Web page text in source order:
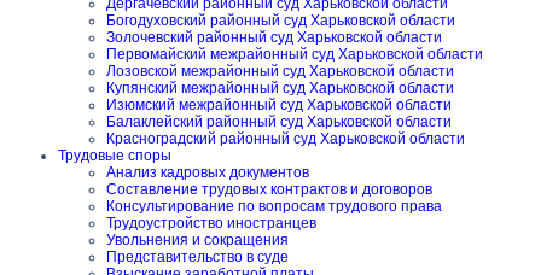
Дергачевский районный суд Харьковской области
Богодуховский районный суд Харьковской области
Золочевский районный суд Харьковской области
Первомайский межрайонный суд Харьковской области
Лозовской межрайонный суд Харьковской области
Купянский межрайонный суд Харьковской области
Изюмский межрайонный суд Харьковской области
Балаклейский районный суд Харьковской области
Красноградский районный суд Харьковской области
Трудовые споры
Анализ кадровых документов
Составление трудовых контрактов и договоров
Консультирование по вопросам трудового права
Трудоустройство иностранцев
Увольнения и сокращения
Представительство в суде